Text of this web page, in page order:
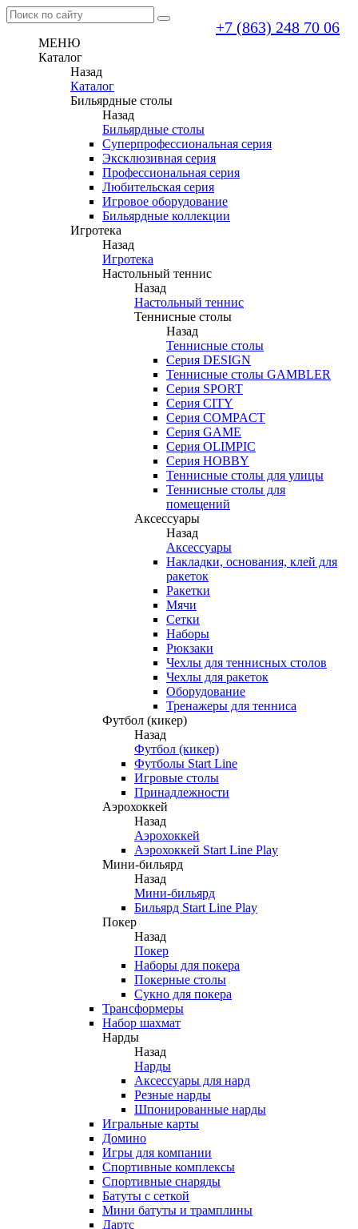
+7 (863) 248 70 06
МЕНЮ
Каталог
Назад
Каталог
Бильярдные столы
Назад
Бильярдные столы
Суперпрофессиональная серия
Эксклюзивная серия
Профессиональная серия
Любительская серия
Игровое оборудование
Бильярдные коллекции
Игротека
Назад
Игротека
Настольный теннис
Назад
Настольный теннис
Теннисные столы
Назад
Теннисные столы
Серия DESIGN
Теннисные столы GAMBLER
Серия SPORT
Серия CITY
Серия COMPACT
Серия GAME
Серия OLIMPIC
Серия HOBBY
Теннисные столы для улицы
Теннисные столы для
помещений
Аксессуары
Назад
Аксессуары
Накладки, основания, клей для
ракеток
Ракетки
Мячи
Сетки
Наборы
Рюкзаки
Чехлы для теннисных столов
Чехлы для ракеток
Оборудование
Тренажеры для тенниса
Футбол (кикер)
Назад
Футбол (кикер)
Футболы Start Line
Игровые столы
Принадлежности
Аэрохоккей
Назад
Аэрохоккей
Аэрохоккей Start Line Play
Мини-бильярд
Назад
Мини-бильярд
Бильярд Start Line Play
Покер
Назад
Покер
Наборы для покера
Покерные столы
Сукно для покера
Трансформеры
Набор шахмат
Нарды
Назад
Нарды
Аксессуары для нард
Резные нарды
Шпонированные нарды
Игральные карты
Домино
Игры для компании
Спортивные комплексы
Спортивные снаряды
Батуты с сеткой
Мини батуты и трамплины
Дартс